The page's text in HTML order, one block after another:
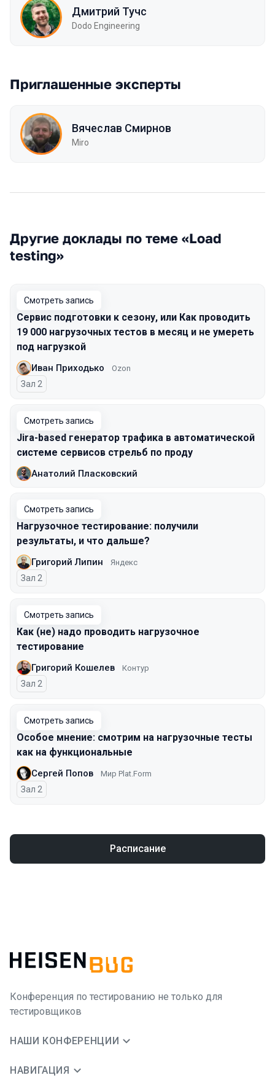
Дмитрий Тучс
Dodo Engineering
Приглашенные эксперты
Вячеслав Смирнов
Miro
Другие доклады по теме «Load
testing»
Смотреть запись
Сервис подготовки к сезону, или Как проводить
19 000 нагрузочных тестов в месяц и не умереть
под нагрузкой
Иван Приходько Ozon
Зал 2
Смотреть запись
Jira-based генератор трафика в автоматической
системе сервисов стрельб по проду
Анатолий Пласковский
Смотреть запись
Нагрузочное тестирование: получили
результаты, и что дальше?
Григорий Липин Яндекс
Зал 2
Смотреть запись
Как (не) надо проводить нагрузочное
тестирование
Григорий Кошелев Контур
Зал 2
Смотреть запись
Особое мнение: смотрим на нагрузочные тесты
как на функциональные
Сергей Попов Мир Plat.Form
Зал 2
Расписание
Конференция по тестированию не только для
тестировщиков
НАШИ КОНФЕРЕНЦИИ
НАВИГАЦИЯ